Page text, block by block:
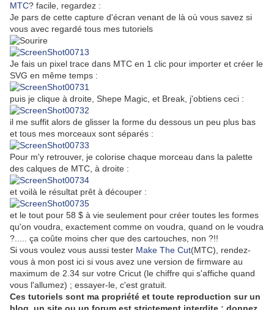
MTC? facile, regardez :
Je pars de cette capture d'écran venant de là où vous savez si
vous avec regardé tous mes tutoriels
Je fais un pixel trace dans MTC en 1 clic pour importer et créer le
SVG en même temps :
puis je clique à droite, Shepe Magic, et Break, j'obtiens ceci :
il me suffit alors de glisser la forme du dessous un peu plus bas
et tous mes morceaux sont séparés :
Pour m'y retrouver, je colorise chaque morceau dans la palette
des calques de MTC, à droite :
et voilà le résultat prêt à découper :
et le tout pour 58 $ à vie seulement pour créer toutes les formes
qu'on voudra, exactement comme on voudra, quand on le voudra
?..... ça coûte moins cher que des cartouches, non ?!!
Si vous voulez vous aussi tester Make The Cut(MTC), rendez-
vous à mon post ici si vous avez une version de firmware au
maximum de 2.34 sur votre Cricut (le chiffre qui s'affiche quand
vous l'allumez) ; essayer-le, c'est gratuit.
Ces tutoriels sont ma propriété et toute reproduction sur un